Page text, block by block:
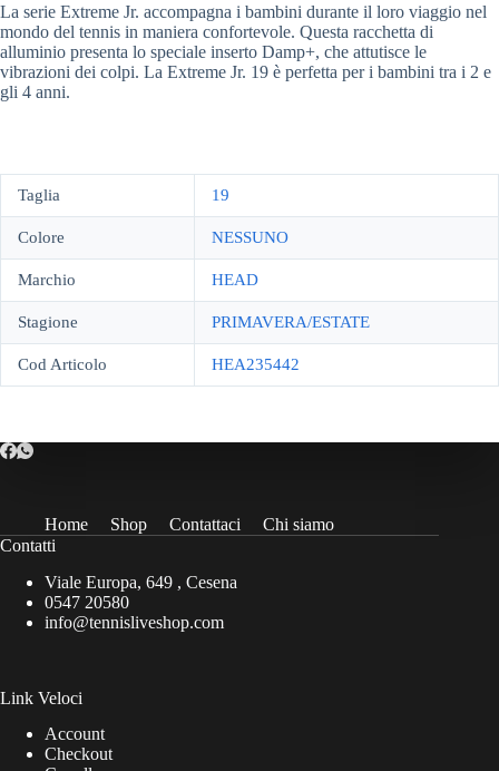
La serie Extreme Jr. accompagna i bambini durante il loro viaggio nel
mondo del tennis in maniera confortevole. Questa racchetta di
alluminio presenta lo speciale inserto Damp+, che attutisce le
vibrazioni dei colpi. La Extreme Jr. 19 è perfetta per i bambini tra i 2 e
gli 4 anni.
Taglia 19
Colore NESSUNO
Marchio HEAD
Stagione PRIMAVERA/ESTATE
Cod Articolo HEA235442
Home Shop Contattaci
Chi siamo
Contatti
Viale Europa, 649 , Cesena
0547 20580
info@tennisliveshop.com
Link Veloci
Account
Checkout